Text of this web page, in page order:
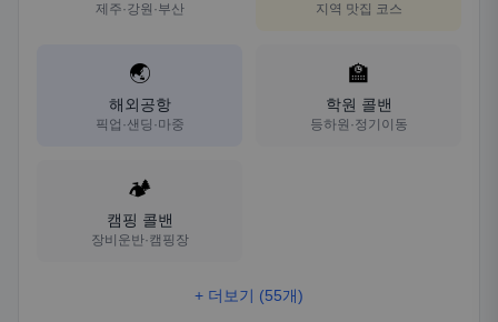
제주·강원·부산 지역 맛집 코스
🌏
해외공항
픽업·샌딩·마중
🏫
학원 콜밴
등하원·정기이동
🏕️
캠핑 콜밴
장비운반·캠핑장
+ 더보기 (55개)